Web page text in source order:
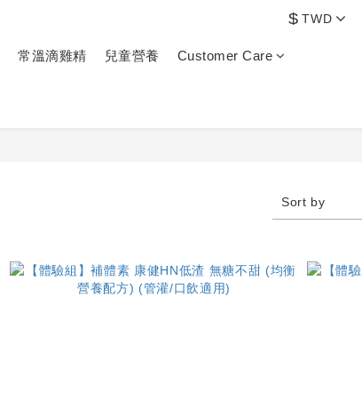
$ TWD
常溫滴雞精 兒童營養 Customer Care
Sort by